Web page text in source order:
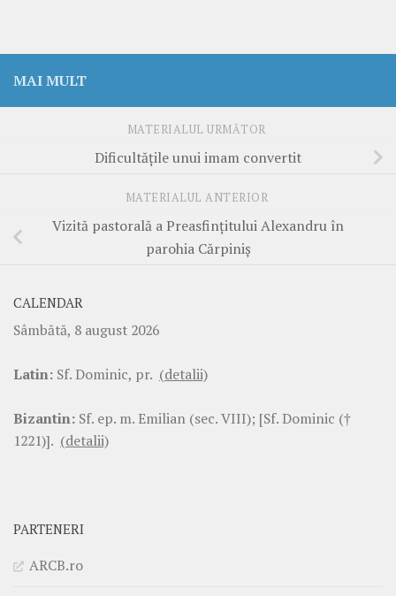
MAI MULT
MATERIALUL URMĂTOR
Dificultăţile unui imam convertit
MATERIALUL ANTERIOR
Vizită pastorală a Preasfinţitului Alexandru în
parohia Cărpiniş
CALENDAR
Sâmbătă, 8 august 2026
Latin: Sf. Dominic, pr. (detalii)
Bizantin: Sf. ep. m. Emilian (sec. VIII); [Sf. Dominic (†
1221)]. (detalii)
PARTENERI
ARCB.ro